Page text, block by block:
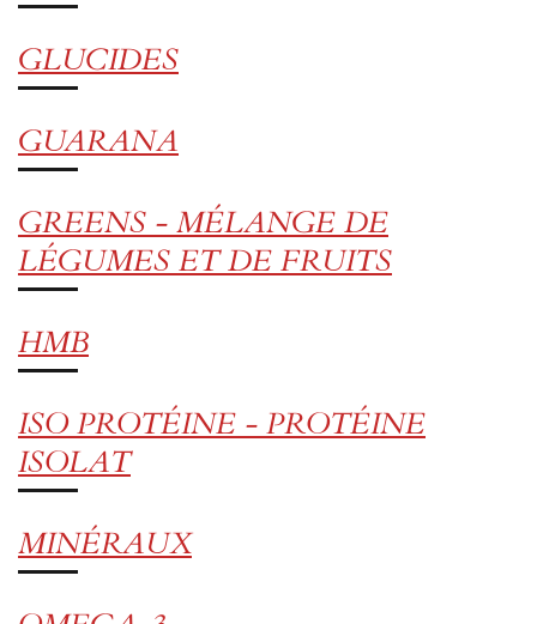
GLUCIDES
GUARANA
GREENS - MÉLANGE DE
LÉGUMES ET DE FRUITS
HMB
ISO PROTÉINE - PROTÉINE
ISOLAT
MINÉRAUX